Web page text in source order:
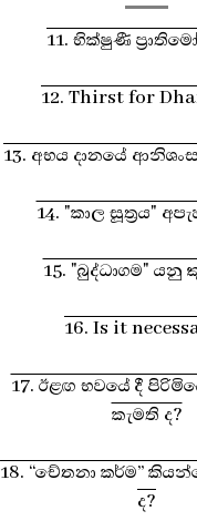
329. මරු විදුහල්පති |
11. භික්ෂුණී
12. Thirst for
13. අභය දානයේ
14. "කාල සූත්‍රය"
15. "බුද්ධාගම" යනු
16. Is it
17. ඊළඟ භවයේ දී
කැමති ද?
18. “චේතනා කර්ම”
ද?